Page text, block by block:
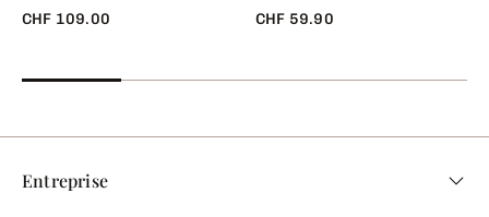
CHF 109.00 CHF 59.90
Entreprise